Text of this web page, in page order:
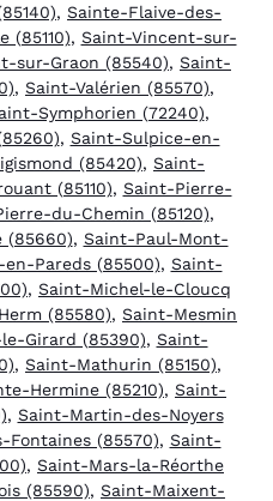
, Sainte-Flaive-des-
(85110), Saint-Vincent-sur-
sur-Graon (85540), Saint-
, Saint-Valérien (85570),
Symphorien (72240),
, Saint-Sulpice-en-
(85420), Saint-
(85110), Saint-Pierre-
du-Chemin (85120),
(85660), Saint-Paul-Mont-
Pareds (85500), Saint-
, Saint-Michel-le-Cloucq
(85580), Saint-Mesmin
Girard (85390), Saint-
, Saint-Mathurin (85150),
Hermine (85210), Saint-
, Saint-Martin-des-Noyers
(85570), Saint-
, Saint-Mars-la-Réorthe
(85590), Saint-Maixent-